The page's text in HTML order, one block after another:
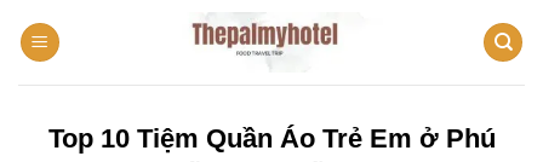
đến
Top 10 Tiệm Quần Áo Trẻ Em ở Phú